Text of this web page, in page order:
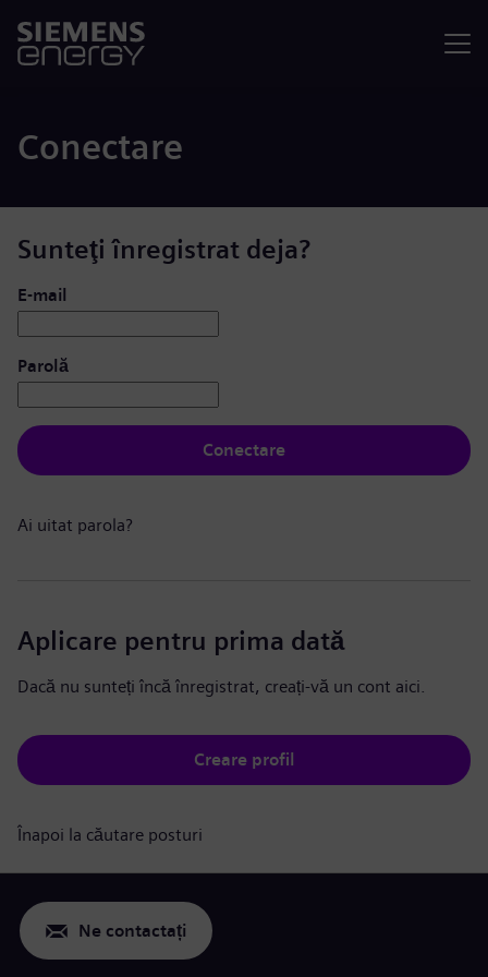
Conectare
Sunteţi înregistrat deja?
Conectare: utilizator și parolă
E-mail
Parolă
Conectare
Ai uitat parola?
Aplicare pentru prima dată
Dacă nu sunteți încă înregistrat, creați-vă un cont aici.
Creare profil
Înapoi la căutare posturi
Ne contactați